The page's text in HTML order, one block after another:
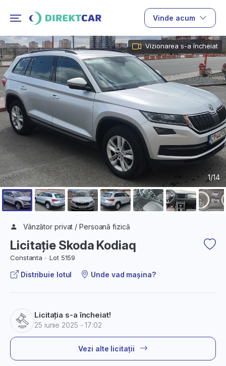
Vinde acum
Licitație Skoda Kodiaq
Constanta Lot 5159
1/14
Vizionarea s-a încheiat
Vânzător privat / Persoană fizică
Distribuie lotul Unde vad mașina?
Licitația s-a încheiat!
25 iunie 2025 - 17:02
Vezi alte licitații